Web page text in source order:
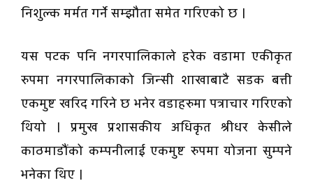
निशुल्क मर्मत गर्ने सम्झौता समेत गरिएको छ ।
यस पटक पनि नगरपालिकाले हरेक वडामा एकीकृत
रुपमा नगरपालिकाको जिन्सी शाखाबाटै सडक बत्ती
एकमुष्ट खरिद गरिने छ भनेर वडाहरुमा पत्राचार गरिएको
थियो । प्रमुख प्रशासकीय अधिकृत श्रीधर केसीले
काठमाडौंको कम्पनीलाई एकमुष्ट रुपमा योजना सुम्पने
भनेका थिए ।